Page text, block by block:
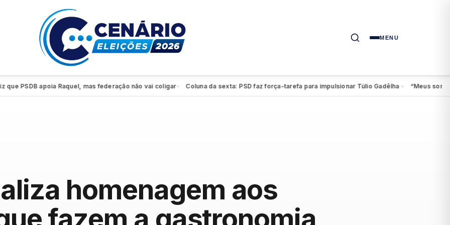
MENU
apoia Raquel, mas federação não vai coligar● Coluna da sexta: PSD faz força-tarefa para impulsionar Túlio Gadêlha● “Meus sonhos
homenagem aos